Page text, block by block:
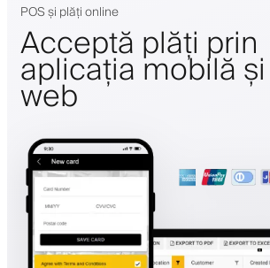
POS și plăți online
Acceptă plăți prin
aplicația mobilă
web